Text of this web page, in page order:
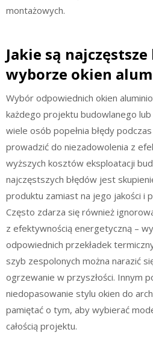
montażowych.
Jakie są najczęstsze
wyborze okien
Wybór odpowiednich okien
każdego projektu budowlanego
wiele osób popełnia błędy
prowadzić do niezadowolenia z
wyższych kosztów eksploatacji
najczęstszych błędów jest
produktu zamiast na jego jakości i
Często zdarza się również
z efektywnością energetyczną –
odpowiednich przekładek
szyb zespolonych można narazić
ogrzewanie w przyszłości. Innym
niedopasowanie stylu okien do
pamiętać o tym, aby wybierać
całością projektu.